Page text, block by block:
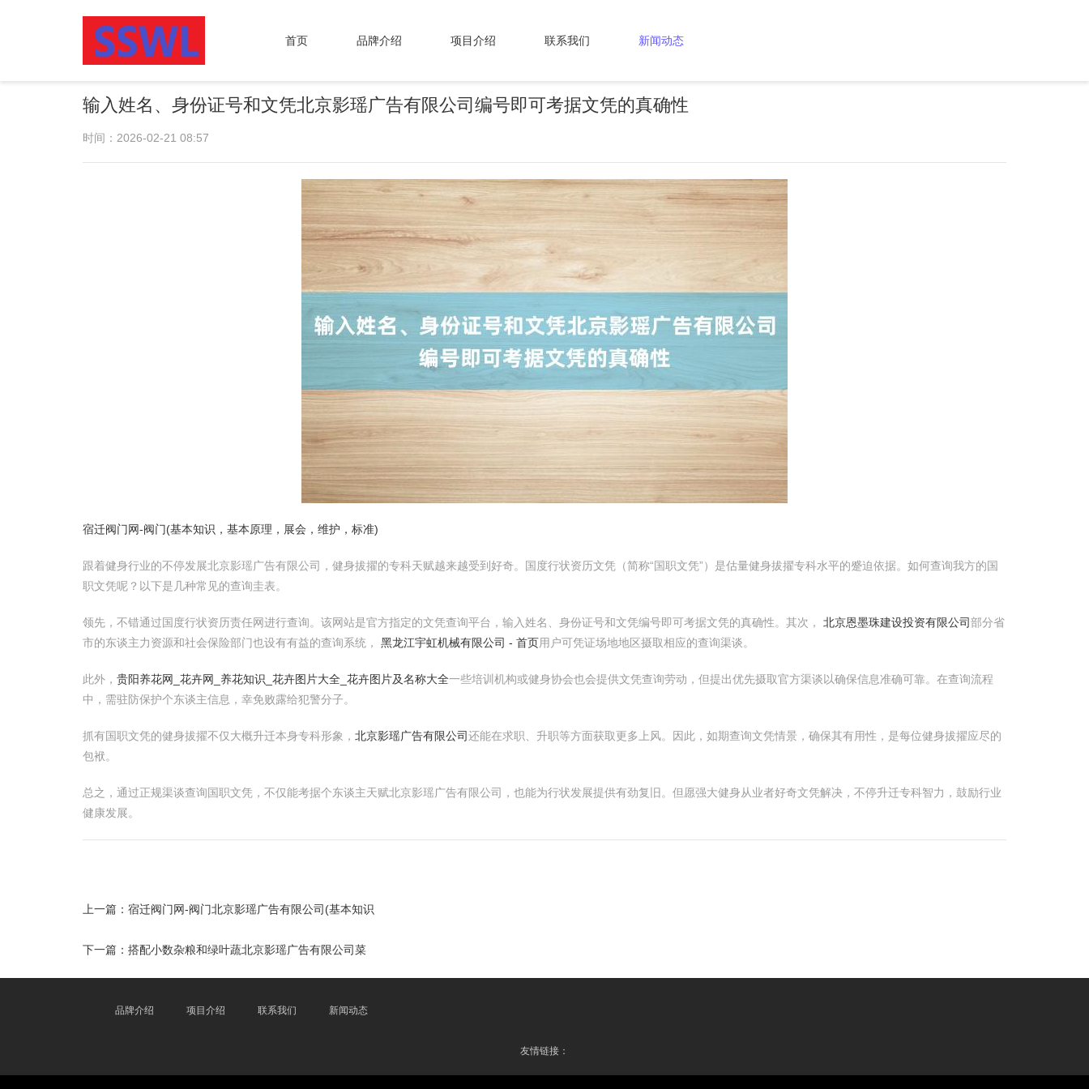
首页 品牌介绍 项目介绍 联系我们 新闻动态
输入姓名、身份证号和文凭北京影瑶广告有限公司编号即可考据文凭的真确性
时间：2026-02-21 08:57
宿迁阀门网-阀门(基本知识，基本原理，展会，维护，标准)
跟着健身行业的不停发展北京影瑶广告有限公司，健身拔擢的专科天赋越来越受到好奇。国度行状资历文凭（简称“国职文凭”）是估量健身拔擢专科水平的蹙迫依据。如何查询我方的国
职文凭呢？以下是几种常见的查询圭表。
领先，不错通过国度行状资历责任网进行查询。该网站是官方指定的文凭查询平台，输入姓名、身份证号和文凭编号即可考据文凭的真确性。其次， 北京恩墨珠建设投资有限公司部分省
市的东谈主力资源和社会保险部门也设有有益的查询系统， 黑龙江宇虹机械有限公司 - 首页用户可凭证场地地区摄取相应的查询渠谈。
此外， 贵阳养花网_花卉网_养花知识_花卉图片大全_花卉图片及名称大全一些培训机构或健身协会也会提供文凭查询劳动，但提出优先摄取官方渠谈以确保信息准确可靠。在查询流程
中，需驻防保护个东谈主信息，幸免败露给犯警分子。
抓有国职文凭的健身拔擢不仅大概升迁本身专科形象， 北京影瑶广告有限公司还能在求职、升职等方面获取更多上风。因此，如期查询文凭情景，确保其有用性，是每位健身拔擢应尽的
包袱。
总之，通过正规渠谈查询国职文凭，不仅能考据个东谈主天赋北京影瑶广告有限公司，也能为行状发展提供有劲复旧。但愿强大健身从业者好奇文凭解决，不停升迁专科智力，鼓励行业
健康发展。
上一篇： 宿迁阀门网-阀门北京影瑶广告有限公司(基本知识
下一篇： 搭配小数杂粮和绿叶蔬北京影瑶广告有限公司菜
品牌介绍 项目介绍 联系我们 新闻动态
友情链接：